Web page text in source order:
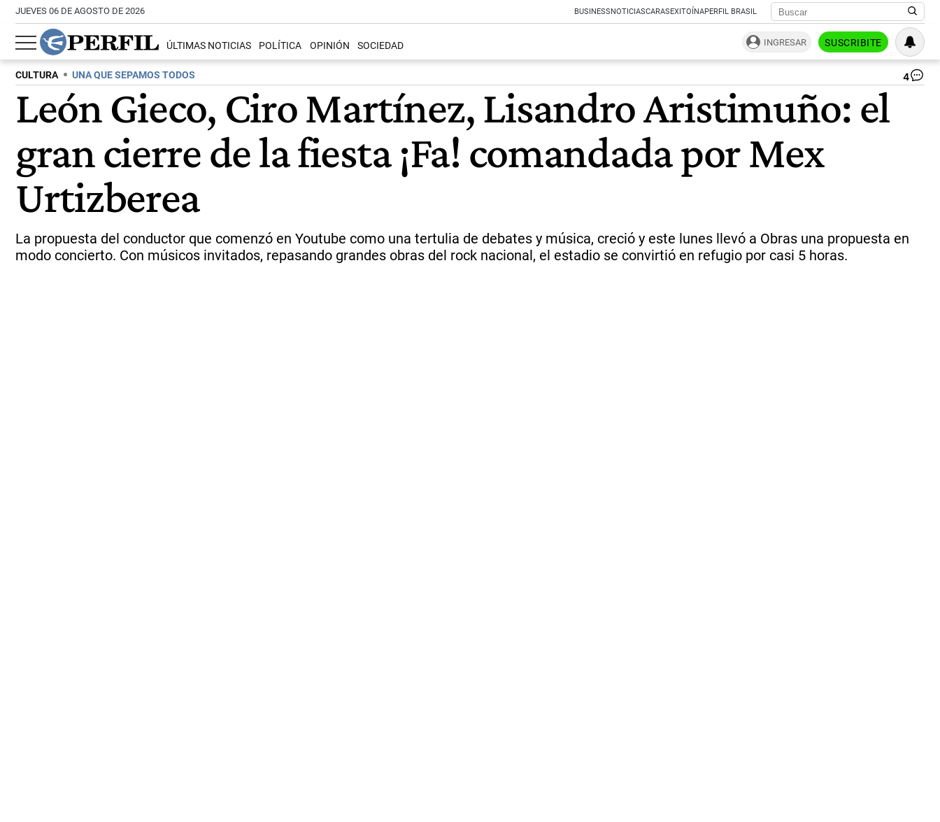
JUEVES 06 DE AGOSTO DE 2026 BUSINESSNOTICIASCARASEXITOÍNAPERFIL BRASIL
ÚLTIMAS NOTICIAS POLÍTICA OPINIÓN SOCIEDAD INGRESAR SUSCRIBITE
CULTURA UNA QUE SEPAMOS TODOS 4
León Gieco, Ciro Martínez, Lisandro Aristimuño: el
gran cierre de la fiesta ¡Fa! comandada por Mex
Urtizberea
La propuesta del conductor que comenzó en Youtube como una tertulia de debates y música, creció y este lunes llevó a Obras una propuesta en
modo concierto. Con músicos invitados, repasando grandes obras del rock nacional, el estadio se convirtió en refugio por casi 5 horas.